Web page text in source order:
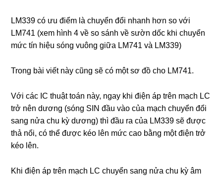
LM339 có ưu điểm là chuyển đổi nhanh hơn so với
LM741 (xem hình 4 về so sánh về sườn dốc khi chuyển
mức tín hiệu sóng vuông giữa LM741 và LM339)
Trong bài viết này cũng sẽ có một sơ đồ cho LM741.
Với các IC thuật toán này, ngay khi điện áp trên mạch LC
trở nên dương (sóng SIN đầu vào của mạch chuyển đổi
sang nửa chu kỳ dương) thì đầu ra của LM339 sẽ được
thả nổi, có thể được kéo lên mức cao bằng một điện trở
kéo lên.
Khi điện áp trên mạch LC chuyển sang nửa chu kỳ âm